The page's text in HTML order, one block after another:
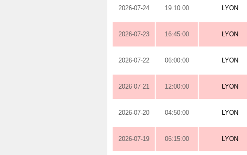
2026-07-24 19:10:00 LYON
2026-07-23 16:45:00 LYON
2026-07-22 06:00:00 LYON
2026-07-21 12:00:00 LYON
2026-07-20 04:50:00 LYON
2026-07-19 06:15:00 LYON